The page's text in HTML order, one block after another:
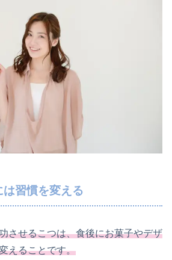
習慣を変える
させるこつは、食後にお菓子やデザ
えることです。